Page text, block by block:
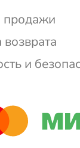
продажи
и